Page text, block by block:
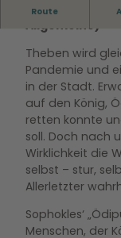
Route
„Ein Fest der
Allgemeine)
Theben wird
Pandemie und
in der Stadt.
auf den König,
retten konnte
soll. Doch nach
Wirklichkeit die
selbst – stur,
Allerletzter
Sophokles‘
Menschen, der